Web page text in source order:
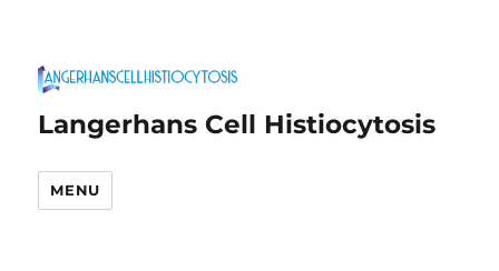
Langerhans Cell Histiocytosis
MENU